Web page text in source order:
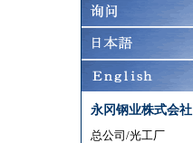
永冈钢业株式会社
总公司/光工厂